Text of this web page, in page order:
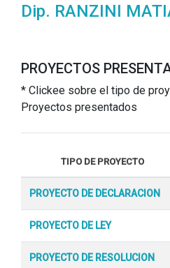
Dip. RANZINI
PROYECTOS
* Clickee sobre el tipo de
Proyectos presentados
TIPO DE PROYECTO
PROYECTO DE DECLARACION
PROYECTO DE LEY
PROYECTO DE RESOLUCION